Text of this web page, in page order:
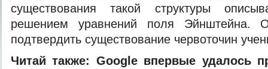
существования такой структуры
решением уравнений поля Эйнштейна.
подтвердить существование червоточин
Читай также: Google впервые удалось